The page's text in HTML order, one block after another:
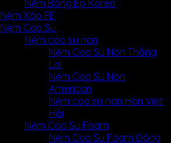
Nệm Bông Ép Korea
Nệm Xốp PE
Nệm Cao Su
Nệm cao su non
Nệm Cao Su Non Thắng
Lợi
Nệm Cao Su Non
American
Nệm cao su non Hàn Việt
Hải
Nệm Cao Su Foam
Nệm Cao Su Foam Đông